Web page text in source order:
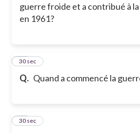
guerre froide et a contribué à
en 1961?
Q. Quand a commencé la
22
30 sec
23
30 sec